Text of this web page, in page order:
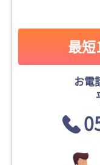
最短
お電